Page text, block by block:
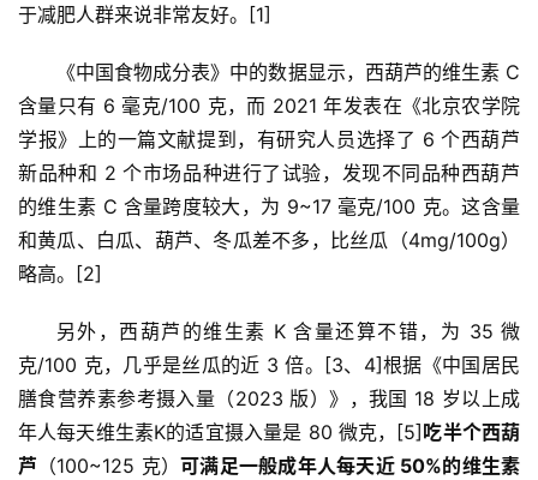
于减肥人群来说非常友好。[1]
《中国食物成分表》中的数据显示，西葫芦的维生素 C
含量只有 6 毫克/100 克，而 2021 年发表在《北京农学院
学报》上的一篇文献提到，有研究人员选择了 6 个西葫芦
新品种和 2 个市场品种进行了试验，发现不同品种西葫芦
的维生素 C 含量跨度较大，为 9~17 毫克/100 克。这含量
和黄瓜、白瓜、葫芦、冬瓜差不多，比丝瓜（4mg/100g）
略高。[2]
另外，西葫芦的维生素 K 含量还算不错，为 35 微
克/100 克，几乎是丝瓜的近 3 倍。[3、4]根据《中国居民
膳食营养素参考摄入量（2023 版）》，我国 18 岁以上成
年人每天维生素K的适宜摄入量是 80 微克，[5]吃半个西葫
芦 （100~125 克）可满足一般成年人每天近 50%的维生素